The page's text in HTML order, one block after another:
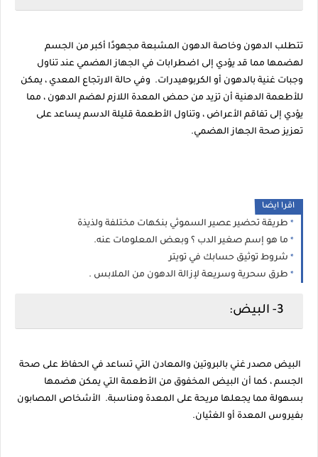
تتطلب الدهون وخاصة الدهون المشبعة مجهودًا أكبر من الجسم
لهضمها مما قد يؤدي إلى اضطرابات في الجهاز الهضمي عند تناول
وجبات غنية بالدهون أو الكربوهيدرات. وفي حالة الارتجاع المعدي ، يمكن
للأطعمة الدهنية أن تزيد من حمض المعدة اللازم لهضم الدهون ، مما
يؤدي إلى تفاقم الأعراض ، وتناول الأطعمة قليلة الدسم يساعد على
تعزيز صحة الجهاز الهضمي.
اقرا ايضا
طريقة تحضير عصير السموثي بنكهات مختلفة ولذيذة
ما هو إسم صغير الدب ؟ وبعض المعلومات عنه.
شروط توثيق حسابك في تويتر
طرق سحرية وسريعة لإزالة الدهون من الملابس .
البيض مصدر غني بالبروتين والمعادن التي تساعد في الحفاظ على صحة
الجسم ، كما أن البيض المخفوق من الأطعمة التي يمكن هضمها
بسهولة مما يجعلها مريحة على المعدة ومناسبة. الأشخاص المصابون
بفيروس المعدة أو الغثيان.